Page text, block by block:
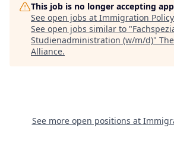
This job is no longer accepting
See open jobs at Immigration
See open jobs similar to "
Studienadministration (w/m/d)"
Alliance.
See more open positions at